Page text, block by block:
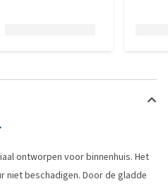
ontworpen voor binnenhuis. Het
niet beschadigen. Door de gladde